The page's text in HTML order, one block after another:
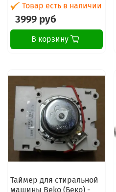
Товар есть в наличии
3999 руб
В корзину
Таймер для стиральной
машины Beko (Беко) -